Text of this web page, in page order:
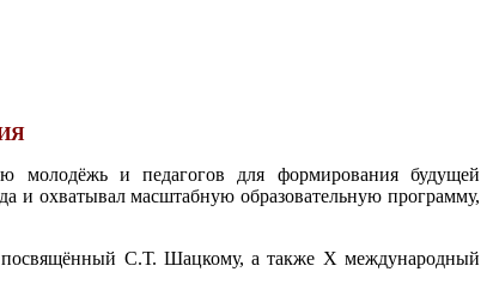
молодёжь и педагогов для формирования будущей
и охватывал масштабную образовательную программу,
С.Т. Шацкому, а также Х международный